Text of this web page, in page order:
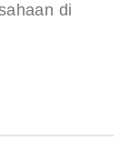
di